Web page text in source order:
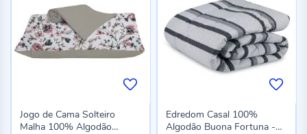
Jogo de Cama Solteiro
Malha 100% Algodão
Edredom Casal 100%
Algodão Buona Fortuna -